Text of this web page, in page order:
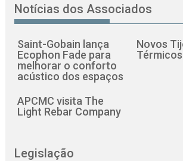
Notícias dos Associados
Saint-Gobain lança
Ecophon Fade para
melhorar o conforto
acústico dos espaços
Novos
APCMC visita The
Light Rebar Company
Legislação